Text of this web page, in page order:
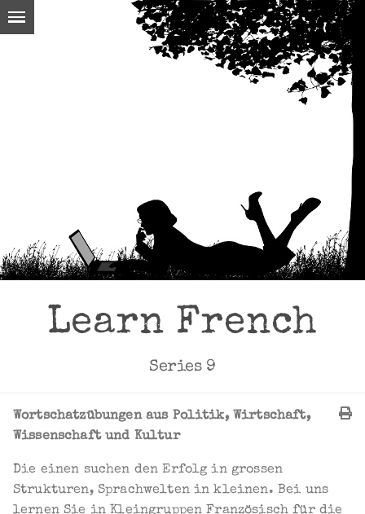
Learn French
Series 9
Wortschatzübungen aus Politik, Wirtschaft,
Wissenschaft und Kultur
Die einen suchen den Erfolg in grossen
Strukturen, Sprachwelten in kleinen. Bei uns
lernen Sie in Kleingruppen Französisch für die